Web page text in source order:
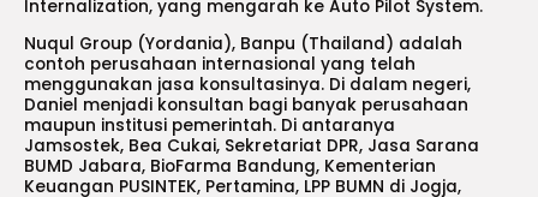
Internalization, yang mengarah ke Auto Pilot System.
Nuqul Group (Yordania), Banpu (Thailand) adalah
contoh perusahaan internasional yang telah
menggunakan jasa konsultasinya. Di dalam negeri,
Daniel menjadi konsultan bagi banyak perusahaan
maupun institusi pemerintah. Di antaranya
Jamsostek, Bea Cukai, Sekretariat DPR, Jasa Sarana
BUMD Jabara, BioFarma Bandung, Kementerian
Keuangan PUSINTEK, Pertamina, LPP BUMN di Jogja,